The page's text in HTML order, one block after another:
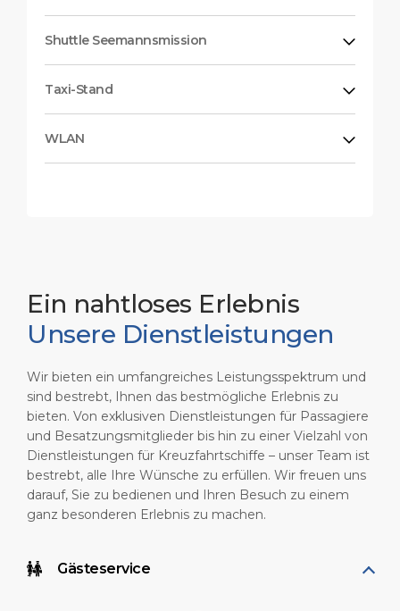
Shuttle Seemannsmission
Taxi-Stand
WLAN
Ein nahtloses Erlebnis
Unsere Dienstleistungen
Wir bieten ein umfangreiches Leistungsspektrum und
sind bestrebt, Ihnen das bestmögliche Erlebnis zu
bieten. Von exklusiven Dienstleistungen für Passagiere
und Besatzungsmitglieder bis hin zu einer Vielzahl von
Dienstleistungen für Kreuzfahrtschiffe – unser Team ist
bestrebt, alle Ihre Wünsche zu erfüllen. Wir freuen uns
darauf, Sie zu bedienen und Ihren Besuch zu einem
ganz besonderen Erlebnis zu machen.
Gästeservice